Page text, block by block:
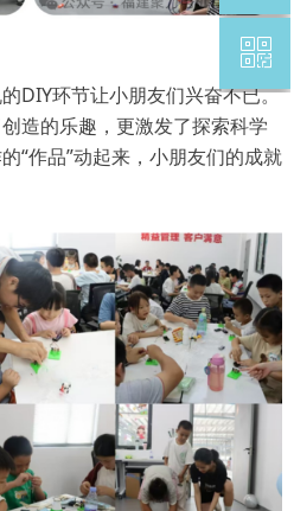
DIY环节让小朋友们兴奋不已。
造的乐趣，更激发了探索科学
“作品”动起来，小朋友们的成就
回到顶部
ꀥ
微信二维码